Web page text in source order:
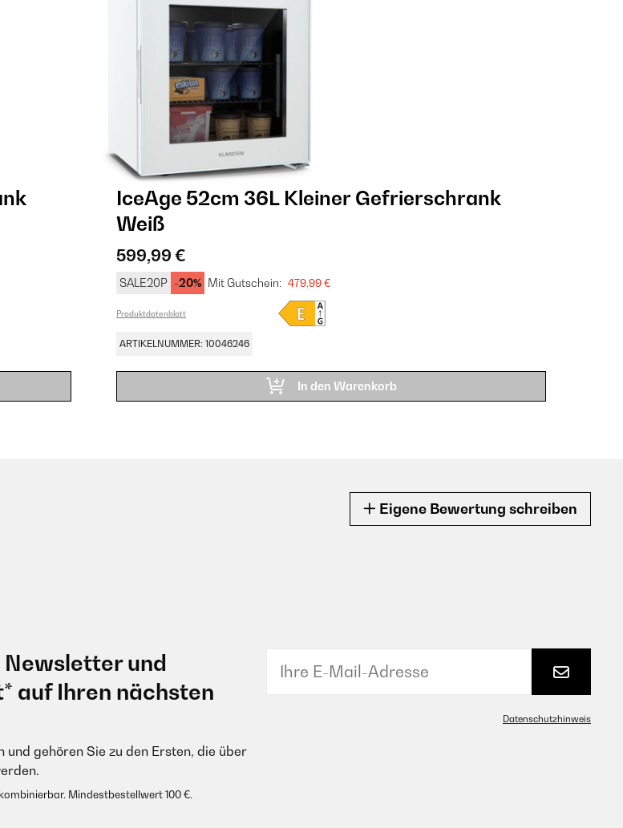
IceAge 52cm 36L Kleiner Gefrierschrank
Weiß
599,99 €
SALE20P -20% Mit Gutschein: 479,99 €
Produktdatenblatt
ARTIKELNUMMER: 10046246
In den Warenkorb
Eigene Bewertung schreiben
Newsletter und
auf Ihren nächsten
gehören Sie zu den Ersten, die über
Mindestbestellwert 100 €.
Datenschutzhinweis